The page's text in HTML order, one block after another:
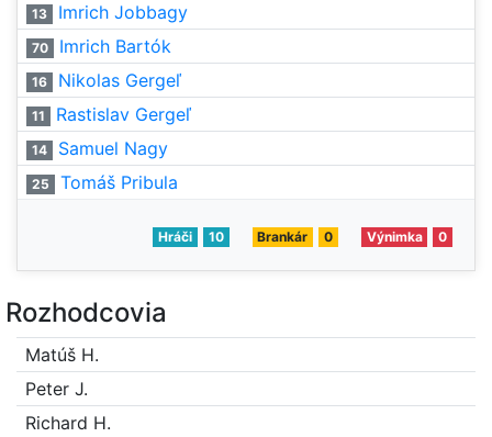
13 Imrich Jobbagy
70 Imrich Bartók
16 Nikolas Gergeľ
11 Rastislav Gergeľ
14 Samuel Nagy
25 Tomáš Pribula
Hráči 10 Brankár 0 Výnimka 0
Rozhodcovia
Matúš H.
Peter J.
Richard H.